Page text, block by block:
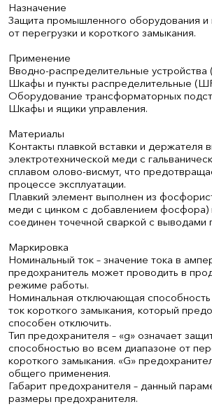
Назначение
Защита промышленного оборудования и
от перегрузки и короткого замыкания.
Применение
Вводно-распределительные устройства
Шкафы и пункты распределительные
Оборудование трансформаторных
Шкафы и ящики управления.
Материалы
Контакты плавкой вставки и держателя
электротехнической меди с
сплавом олово-висмут, что
процессе эксплуатации.
Плавкий элемент выполнен из
меди с цинком с добавлением фосфора)
соединен точечной сваркой с выводами
Маркировка
Номинальный ток – значение тока в
предохранитель может проводить в
режиме работы.
Номинальная отключающая способность
ток короткого замыкания, который
способен отключить.
Тип предохранителя – «g» означает
способностью во всем диапазоне от
короткого замыкания. «G»
общего применения.
Габарит предохранителя – данный
размеры предохранителя.